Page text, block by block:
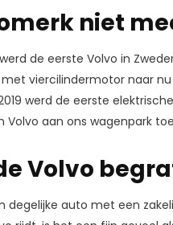
niet
de eerste Volvo in
viercilindermotor naar
werd de eerste
aan ons wagenpark
Volvo
auto met een